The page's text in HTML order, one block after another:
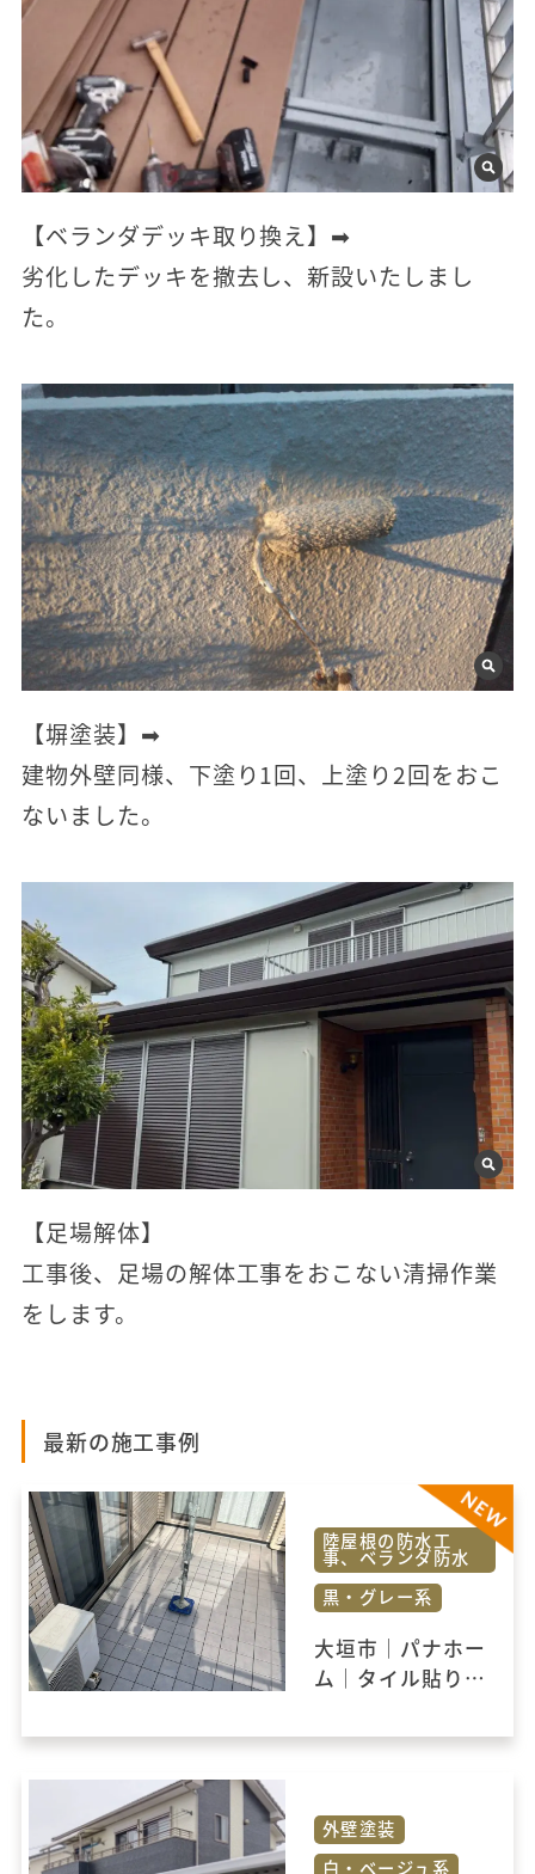
【ベランダデッキ取り換え】➡
劣化したデッキを撤去し、新設いたしまし
た。
【塀塗装】➡
建物外壁同様、下塗り1回、上塗り2回をおこ
ないました。
【足場解体】
工事後、足場の解体工事をおこない清掃作業
をします。
最新の施工事例
陸屋根の防水工
事、ベランダ防水
黒・グレー系
大垣市｜パナホー
ム｜タイル貼りの
新！安心の防水改
外壁塗装
白・ベージュ系